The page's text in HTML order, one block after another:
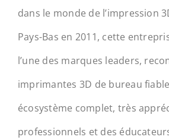
dans le monde de l’impression
Pays-Bas en 2011, cette
l’une des marques leaders,
imprimantes 3D de bureau
écosystème complet, très
professionnels et des